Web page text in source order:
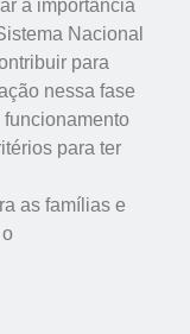
a importância
Nacional
para
nessa fase
para ter
as famílias e